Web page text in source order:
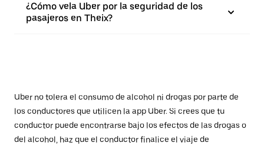
¿Cómo vela Uber por la seguridad de los
pasajeros en Theix?
Uber no tolera el consumo de alcohol ni drogas por parte de
los conductores que utilicen la app Uber. Si crees que tu
conductor puede encontrarse bajo los efectos de las drogas o
del alcohol, haz que el conductor finalice el viaje de